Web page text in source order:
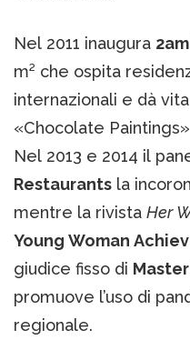
Nel 2011 inaugura
m² che ospita
internazionali e dà
«Chocolate
Nel 2013 e 2014 il
Restaurants la
mentre la rivista Her
Young Woman
giudice fisso di
promuove l’uso di
regionale.